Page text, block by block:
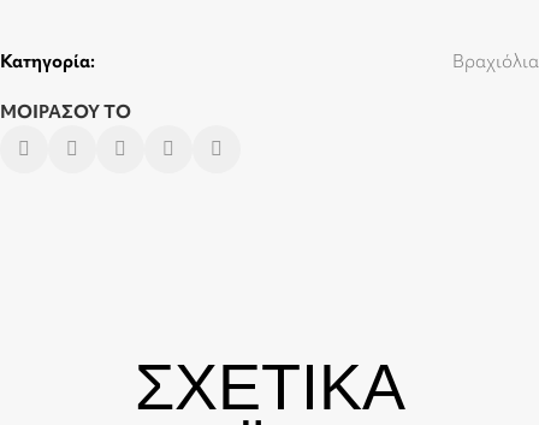
Κατηγορία: Βραχιόλια
ΜΟΙΡΑΣΟΥ ΤΟ
ΣΧΕΤΙΚΑ